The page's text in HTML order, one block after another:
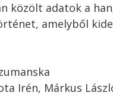
közölt adatok a
amelyből
Irén, Márkus